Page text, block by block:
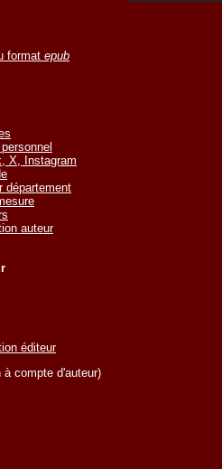
format epub
X, Instagram
département
auteur
éditeur
à compte d'auteur)